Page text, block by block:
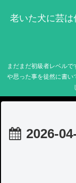
老いた犬に芸
まだまだ初級者レベル
や思った事を徒然に書
2026-